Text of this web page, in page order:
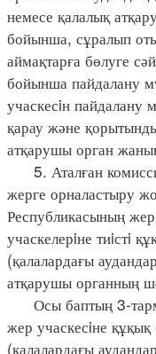
немесе қалалық
бойынша, сұралып
аймақтарға бөлуге
бойынша пайдалану
учаскесiн пайдалану
қарау және
атқарушы орган
5. Аталған
жерге орналастыру
Республикасының
учаскелерiне тиiстi
(қалалардағы
атқарушы органның
Осы баптың 3-
жер учаскесiне
(қалалардағы